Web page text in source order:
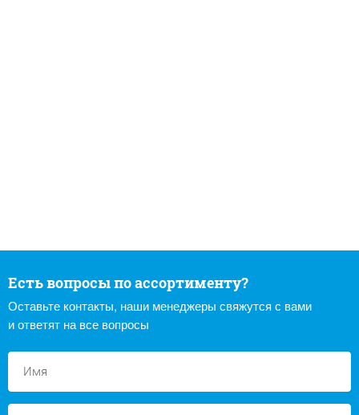
Есть вопросы по ассортименту?
Оставьте контакты, наши менеджеры свяжутся с вами
и ответят на все вопросы